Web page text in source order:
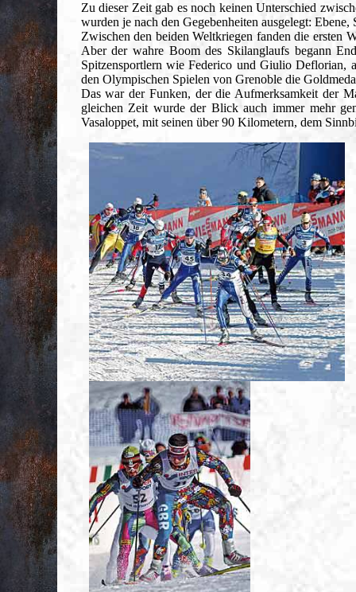
Zu dieser Zeit gab es noch keinen Unterschied
wurden je nach den Gegebenheiten ausgelegt:
Zwischen den beiden Weltkriegen fanden die ersten
Aber der wahre Boom des Skilanglaufs begann
Spitzensportlern wie Federico und Giulio Deflorian,
den Olympischen Spielen von Grenoble die
Das war der Funken, der die Aufmerksamkeit der
gleichen Zeit wurde der Blick auch immer mehr
Vasaloppet, mit seinen über 90 Kilometern, dem